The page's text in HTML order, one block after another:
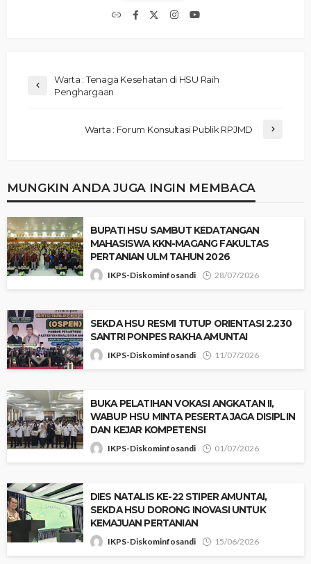
Warta : Tenaga Kesehatan di HSU Raih
Penghargaan
Warta : Forum Konsultasi Publik RPJMD
MUNGKIN ANDA JUGA INGIN MEMBACA
‎BUPATI HSU SAMBUT KEDATANGAN
MAHASISWA KKN-MAGANG FAKULTAS
PERTANIAN ULM TAHUN 2026 ‎
IKPS-Diskominfosandi 28/07/2026
SEKDA HSU RESMI TUTUP ORIENTASI 2.230
SANTRI PONPES RAKHA AMUNTAI
IKPS-Diskominfosandi 11/07/2026
BUKA PELATIHAN VOKASI ANGKATAN II,
WABUP HSU MINTA PESERTA JAGA DISIPLIN
DAN KEJAR KOMPETENSI
IKPS-Diskominfosandi 01/07/2026
‎DIES NATALIS KE-22 STIPER AMUNTAI,
SEKDA HSU DORONG INOVASI UNTUK
KEMAJUAN PERTANIAN
IKPS-Diskominfosandi 15/06/2026